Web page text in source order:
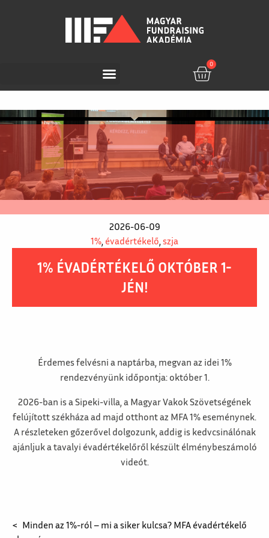
0
2026-06-09
1%, évadértékelő,szja
1% ÉVADÉRTÉKELŐ OKTÓBER 1-
JÉN!
Érdemes felvésni a naptárba, megvan az idei 1%
rendezvényünk időpontja: október 1.
2026-ban is a Sipeki-villa, a Magyar Vakok Szövetségének
felújított székháza ad majd otthont az MFA 1% eseménynek.
A részleteken gőzerővel dolgozunk, addig is kedvcsinálónak
ajánljuk a tavalyi évadértékelőről készült élménybeszámoló
videót.
Minden az 1%-ról – mi a siker kulcsa? MFA évadértékelő